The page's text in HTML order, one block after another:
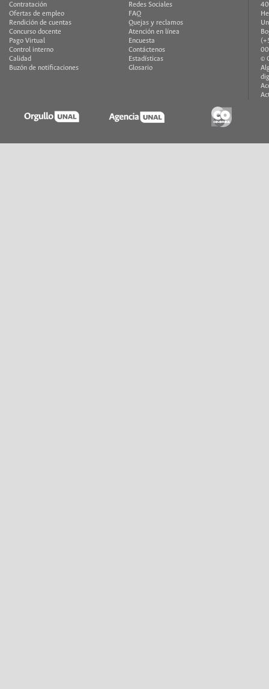
Contratación
Ofertas de empleo
Rendición de cuentas
Concurso docente
Pago Virtual
Control interno
Calidad
Buzón de notificaciones
Redes Sociales
FAQ
Quejas y reclamos
Atención en línea
Encuesta
Contáctenos
Estadísticas
Glosario
©